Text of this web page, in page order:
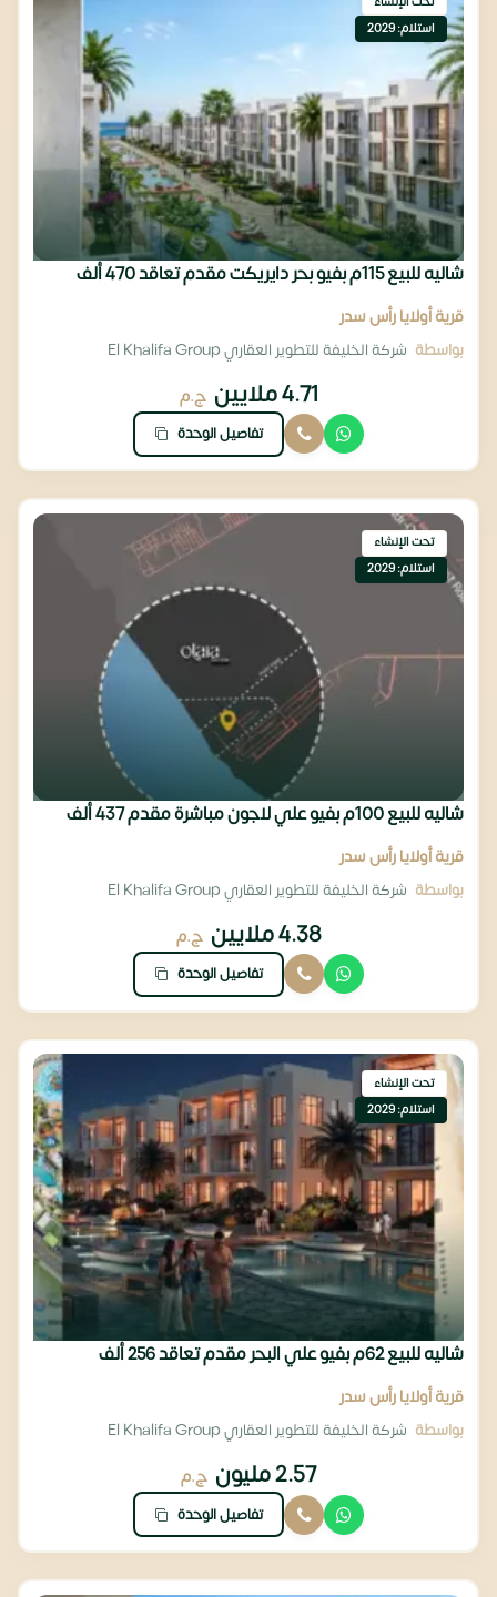
استلام: 2029
شاليه للبيع 115م بفيو بحر دايريكت مقدم تعاقد 470 ألف
قرية أولايا رأس سدر
بواسطة شركة الخليفة للتطوير العقاري El Khalifa Group
4.71 ملايين ج.م
تفاصيل الوحدة
تحت الإنشاء
استلام: 2029
شاليه للبيع 100م بفيو علي لاجون مباشرة مقدم 437 ألف
قرية أولايا رأس سدر
بواسطة شركة الخليفة للتطوير العقاري El Khalifa Group
4.38 ملايين ج.م
تفاصيل الوحدة
تحت الإنشاء
استلام: 2029
شاليه للبيع 62م بفيو علي البحر مقدم تعاقد 256 ألف
قرية أولايا رأس سدر
بواسطة شركة الخليفة للتطوير العقاري El Khalifa Group
2.57 مليون ج.م
تفاصيل الوحدة